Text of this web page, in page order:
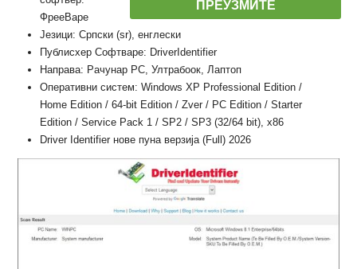
ПРЕУЗМИТЕ
ФрееВаре
Језици: Српски (sr), енглески
Публисхер Софтваре: DriverIdentifier
Направа: Рачунар PC, Ултрабоок, Лаптоп
Оперативни систем: Windows XP Professional Edition /
Home Edition / 64-bit Edition / Zver / PC Edition / Starter
Edition / Service Pack 1 / SP2 / SP3 (32/64 bit), x86
Driver Identifier нове пуна верзија (Full) 2026